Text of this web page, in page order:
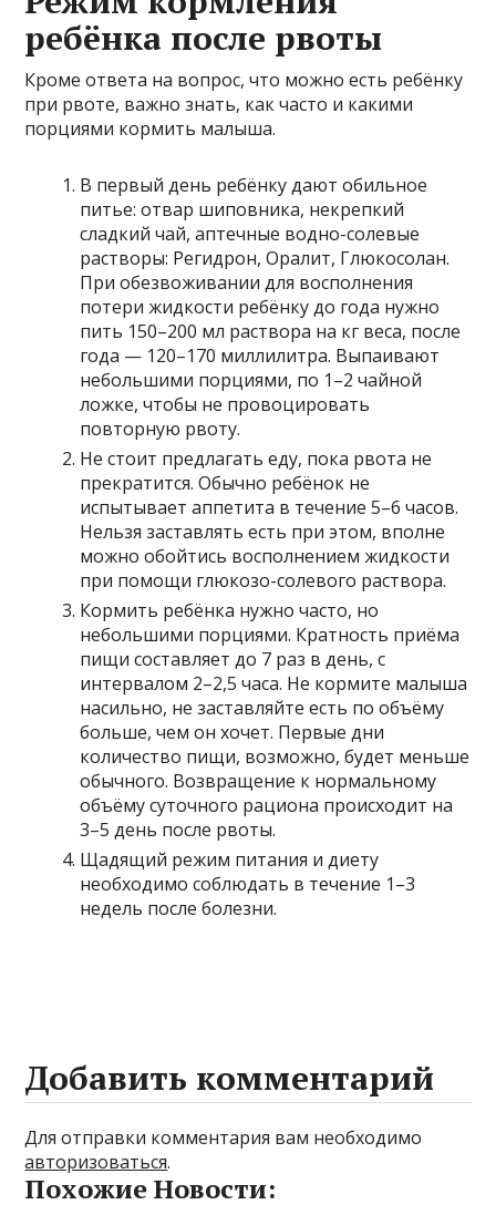
ребёнка после рвоты
Кроме ответа на вопрос, что можно есть ребёнку
при рвоте, важно знать, как часто и какими
порциями кормить малыша.
В первый день ребёнку дают обильное
питье: отвар шиповника, некрепкий
сладкий чай, аптечные водно-солевые
растворы: Регидрон, Оралит, Глюкосолан.
При обезвоживании для восполнения
потери жидкости ребёнку до года нужно
пить 150–200 мл раствора на кг веса, после
года — 120–170 миллилитра. Выпаивают
небольшими порциями, по 1–2 чайной
ложке, чтобы не провоцировать
повторную рвоту.
Не стоит предлагать еду, пока рвота не
прекратится. Обычно ребёнок не
испытывает аппетита в течение 5–6 часов.
Нельзя заставлять есть при этом, вполне
можно обойтись восполнением жидкости
при помощи глюкозо-солевого раствора.
Кормить ребёнка нужно часто, но
небольшими порциями. Кратность приёма
пищи составляет до 7 раз в день, с
интервалом 2–2,5 часа. Не кормите малыша
насильно, не заставляйте есть по объёму
больше, чем он хочет. Первые дни
количество пищи, возможно, будет меньше
обычного. Возвращение к нормальному
объёму суточного рациона происходит на
3–5 день после рвоты.
Щадящий режим питания и диету
необходимо соблюдать в течение 1–3
недель после болезни.
Добавить комментарий
Для отправки комментария вам необходимо
авторизоваться.
Похожие Новости: